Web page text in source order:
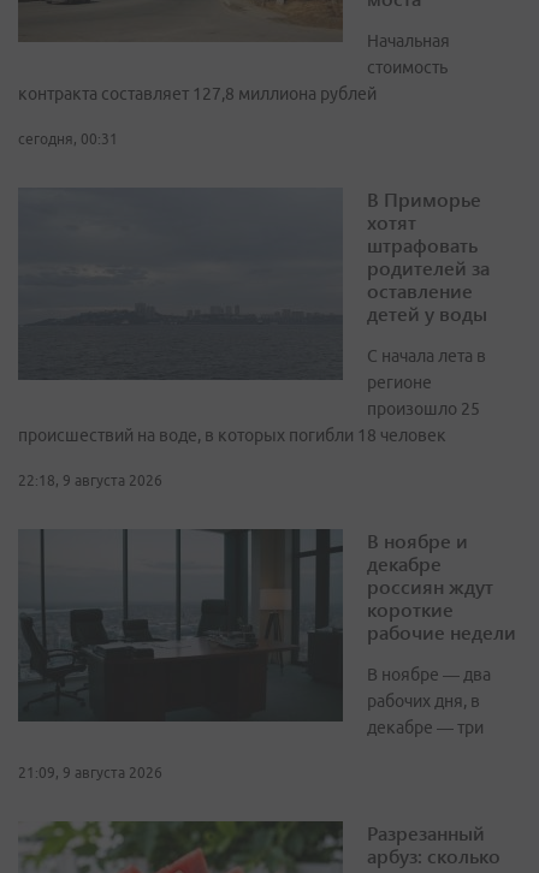
Начальная
стоимость
контракта составляет 127,8 миллиона рублей
сегодня, 00:31
В Приморье
хотят
штрафовать
родителей за
оставление
детей у воды
С начала лета в
регионе
произошло 25
происшествий на воде, в которых погибли 18 человек
22:18, 9 августа 2026
В ноябре и
декабре
россиян ждут
короткие
рабочие недели
В ноябре — два
рабочих дня, в
декабре — три
21:09, 9 августа 2026
Разрезанный
арбуз: сколько